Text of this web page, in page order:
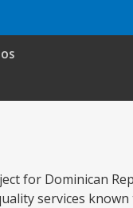
for Dominican
services known